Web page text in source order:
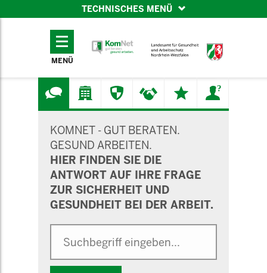
TECHNISCHES MENÜ
TECHNISCHES
MENÜ
KOMNET - GUT BERATEN.
GESUND ARBEITEN.
HIER FINDEN SIE DIE
ANTWORT AUF IHRE FRAGE
ZUR SICHERHEIT UND
GESUNDHEIT BEI DER ARBEIT.